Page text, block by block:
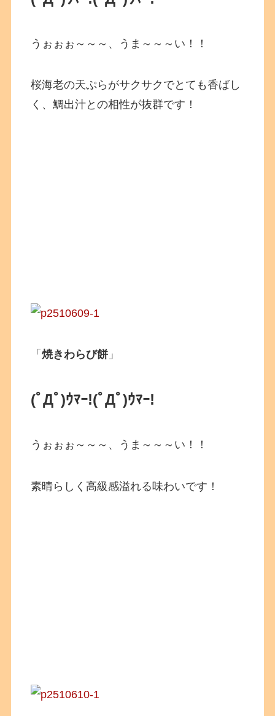
うぉぉぉ～～～、うま～～～い！！
桜海老の天ぷらがサクサクでとても香ばし
く、鯛出汁との相性が抜群です！
「焼きわらび餅 」
(ﾟДﾟ)ｳﾏｰ!(ﾟДﾟ)ｳﾏｰ!
うぉぉぉ～～～、うま～～～い！！
素晴らしく高級感溢れる味わいです！